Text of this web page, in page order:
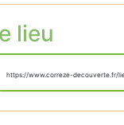
lieu
https://www.correze-decouverte.fr/